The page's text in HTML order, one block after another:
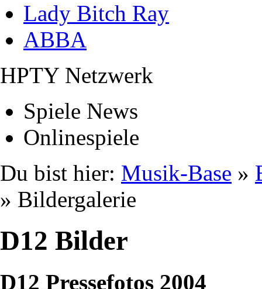
Lady Bitch Ray
ABBA
HPTY Netzwerk
Spiele News
Onlinespiele
Du bist hier: Musik-Base »
» Bildergalerie
D12 Bilder
D12 Pressefotos 2004